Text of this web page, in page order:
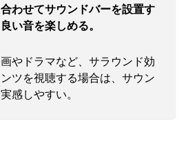
わせてサウンドバーを設置す
い音を楽しめる。
やドラマなど、サラウンド効
ツを視聴する場合は、サウン
感しやすい。